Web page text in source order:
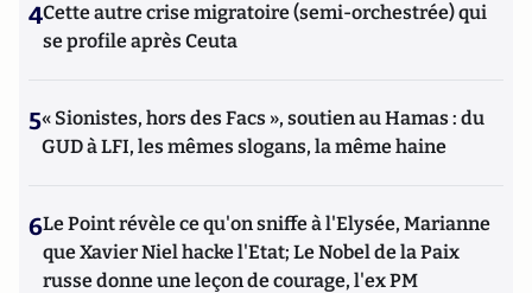
4Cette autre crise migratoire (semi-orchestrée) qui
se profile après Ceuta
5« Sionistes, hors des Facs », soutien au Hamas : du
GUD à LFI, les mêmes slogans, la même haine
6Le Point révèle ce qu'on sniffe à l'Elysée, Marianne
que Xavier Niel hacke l'Etat; Le Nobel de la Paix
russe donne une leçon de courage, l'ex PM